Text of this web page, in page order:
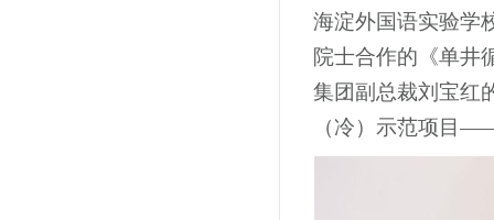
海淀外国语实验学
院士合作的《单井
集团副总裁刘宝红
（冷）示范项目